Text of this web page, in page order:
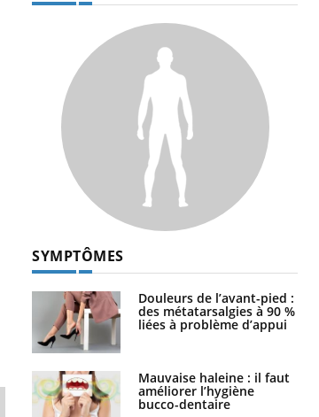
SYMPTÔMES
Douleurs de l’avant-pied :
des métatarsalgies à 90 %
liées à problème d’appui
Mauvaise haleine : il faut
améliorer l’hygiène
bucco-dentaire